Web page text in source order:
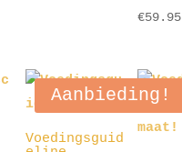
€59.95
Aanbieding!
Voedingsguid